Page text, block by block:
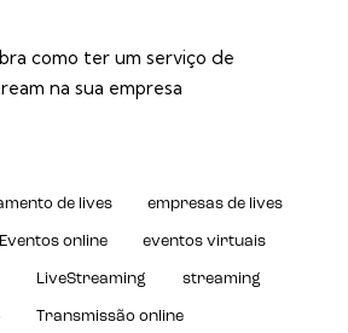
como ter um serviço de
na sua empresa
de lives empresas de lives
Eventos online eventos virtuais
LiveStreaming streaming
Transmissão online